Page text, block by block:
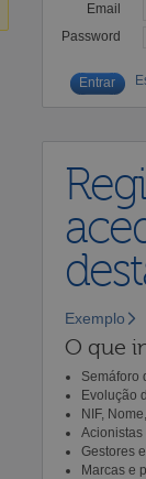
Email
Password
Exemplo
O que
Semáforo
Evolução
NIF,
Acionistas
Gestores
Marcas e